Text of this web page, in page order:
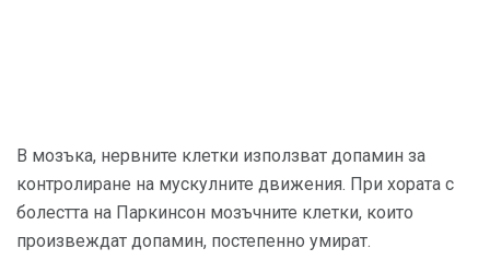
В мозъка, нервните клетки използват допамин за
контролиране на мускулните движения. При хората с
болестта на Паркинсон мозъчните клетки, които
произвеждат допамин, постепенно умират.